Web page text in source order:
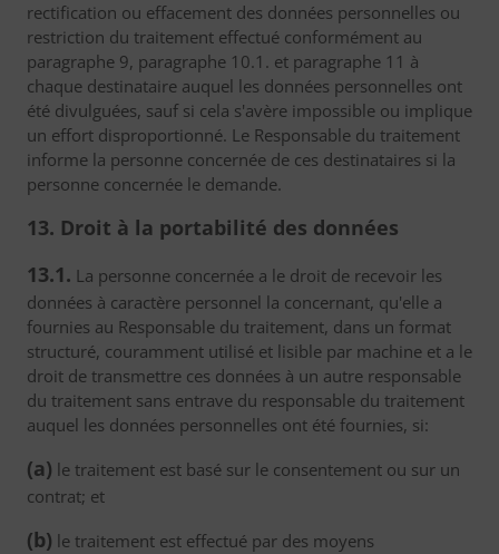
rectification ou effacement des données personnelles ou
restriction du traitement effectué conformément au
paragraphe 9, paragraphe 10.1. et paragraphe 11 à
chaque destinataire auquel les données personnelles ont
été divulguées, sauf si cela s'avère impossible ou implique
un effort disproportionné. Le Responsable du traitement
informe la personne concernée de ces destinataires si la
personne concernée le demande.
13. Droit à la portabilité des données
13.1. La personne concernée a le droit de recevoir les
données à caractère personnel la concernant, qu'elle a
fournies au Responsable du traitement, dans un format
structuré, couramment utilisé et lisible par machine et a le
droit de transmettre ces données à un autre responsable
du traitement sans entrave du responsable du traitement
auquel les données personnelles ont été fournies, si:
(a) le traitement est basé sur le consentement ou sur un
contrat; et
(b) le traitement est effectué par des moyens